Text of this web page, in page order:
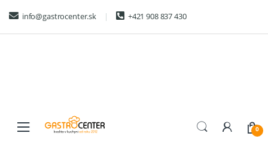
navigation
content
info@gastrocenter.sk +421 908 837 430
0